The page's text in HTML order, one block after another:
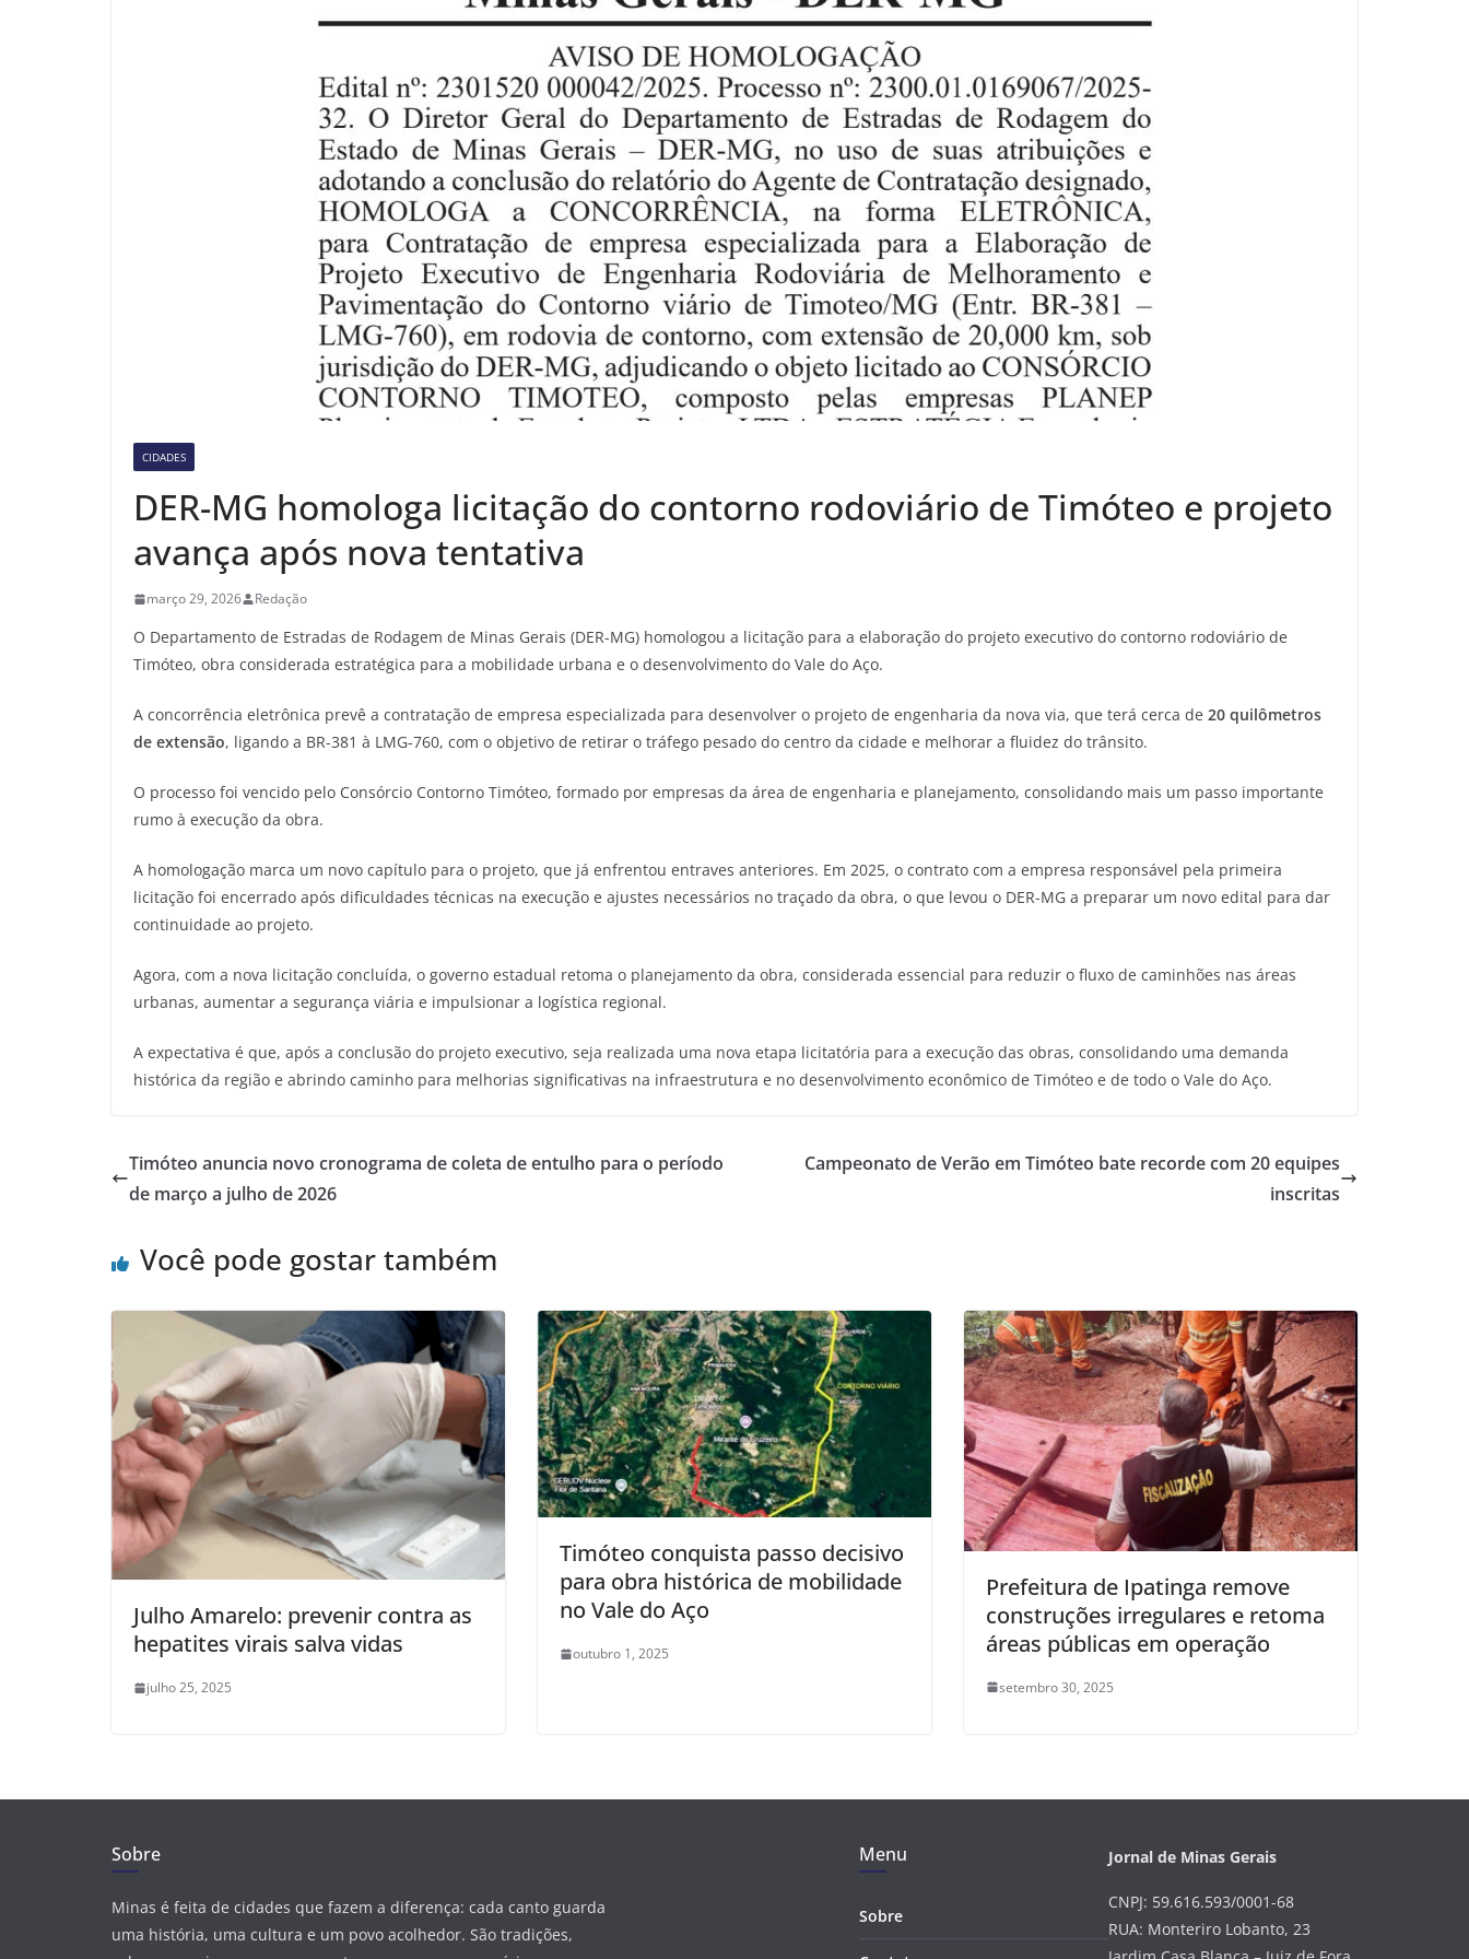
CIDADES
DER-MG homologa licitação do contorno rodoviário de Timóteo e projeto
avança após nova tentativa
março 29, 2026 Redação
O Departamento de Estradas de Rodagem de Minas Gerais (DER-MG) homologou a licitação para a elaboração do projeto executivo do contorno rodoviário de
Timóteo, obra considerada estratégica para a mobilidade urbana e o desenvolvimento do Vale do Aço.
A concorrência eletrônica prevê a contratação de empresa especializada para desenvolver o projeto de engenharia da nova via, que terá cerca de 20 quilômetros
de extensão, ligando a BR-381 à LMG-760, com o objetivo de retirar o tráfego pesado do centro da cidade e melhorar a fluidez do trânsito.
O processo foi vencido pelo Consórcio Contorno Timóteo, formado por empresas da área de engenharia e planejamento, consolidando mais um passo importante
rumo à execução da obra.
A homologação marca um novo capítulo para o projeto, que já enfrentou entraves anteriores. Em 2025, o contrato com a empresa responsável pela primeira
licitação foi encerrado após dificuldades técnicas na execução e ajustes necessários no traçado da obra, o que levou o DER-MG a preparar um novo edital para dar
continuidade ao projeto.
Agora, com a nova licitação concluída, o governo estadual retoma o planejamento da obra, considerada essencial para reduzir o fluxo de caminhões nas áreas
urbanas, aumentar a segurança viária e impulsionar a logística regional.
A expectativa é que, após a conclusão do projeto executivo, seja realizada uma nova etapa licitatória para a execução das obras, consolidando uma demanda
histórica da região e abrindo caminho para melhorias significativas na infraestrutura e no desenvolvimento econômico de Timóteo e de todo o Vale do Aço.
Timóteo anuncia novo cronograma de coleta de entulho para o período
de março a julho de 2026
Campeonato de Verão em Timóteo bate recorde com 20 equipes
inscritas
Você pode gostar também
Julho Amarelo: prevenir contra as
hepatites virais salva vidas
julho 25, 2025
Timóteo conquista passo decisivo
para obra histórica de mobilidade
no Vale do Aço
outubro 1, 2025
Prefeitura de Ipatinga remove
construções irregulares e retoma
áreas públicas em operação
setembro 30, 2025
Sobre
Minas é feita de cidades que fazem a diferença: cada canto guarda
uma história, uma cultura e um povo acolhedor. São tradições,
Menu
Sobre
Jornal de Minas Gerais
CNPJ: 59.616.593/0001-68
RUA: Monteriro Lobanto, 23